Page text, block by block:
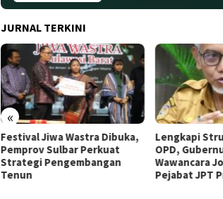
JURNAL TERKINI
«
Lengkapi Struktur Pimpinan
OPD, Gubernur Sulbar
Wawancara Job Fit 16
Pejabat JPT Pratama
Awali
Doa, Wagub
Tinggali